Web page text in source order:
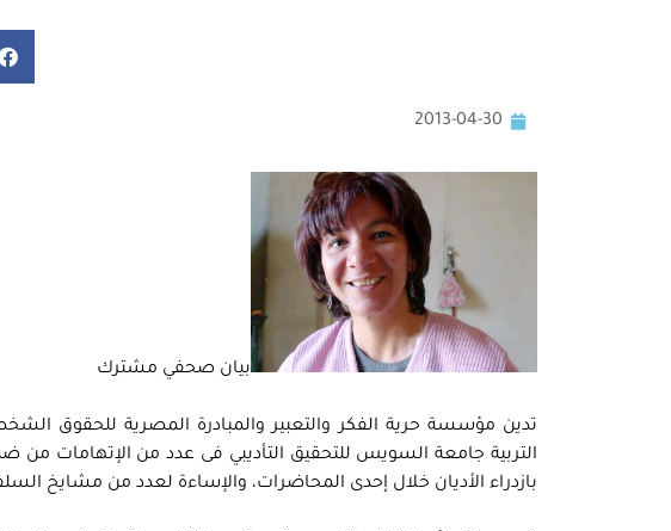
2013-04-30
بيان صحفي مشترك
تدين مؤسسة حرية الفكر والتعبير والمبادرة المصرية للحقوق
التربية جامعة السويس للتحقيق التأديبي فى عدد من الإتهامات
بازدراء الأديان خلال إحدى المحاضرات، والإساءة لعدد من مشايخ